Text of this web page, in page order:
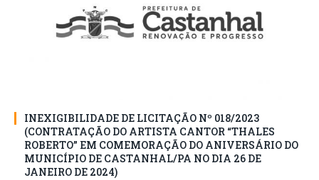
INEXIGIBILIDADE DE LICITAÇÃO Nº 018/2023
(CONTRATAÇÃO DO ARTISTA CANTOR “THALES
ROBERTO” EM COMEMORAÇÃO DO ANIVERSÁRIO DO
MUNICÍPIO DE CASTANHAL/PA NO DIA 26 DE
JANEIRO DE 2024)